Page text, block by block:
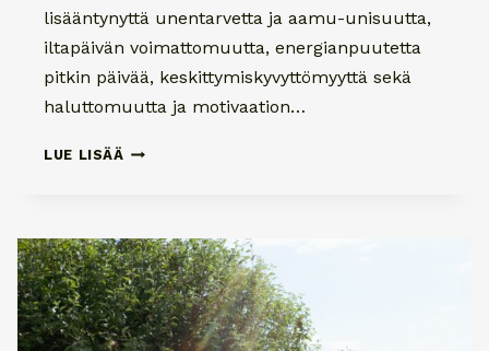
lisääntynyttä unentarvetta ja aamu-unisuutta,
iltapäivän voimattomuutta, energianpuutetta
pitkin päivää, keskittymiskyvyttömyyttä sekä
haluttomuutta ja motivaation…
LUE LISÄÄ LISÄÄ